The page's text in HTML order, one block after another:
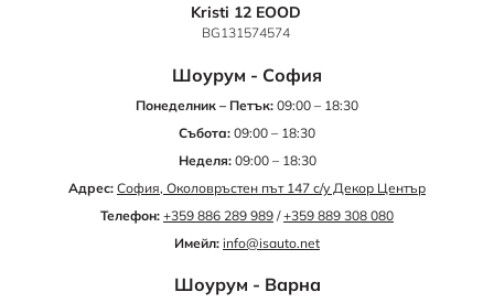
Kristi 12 EOOD
BG131574574
Шоурум - София
Понеделник – Петък: 09:00 – 18:30
Събота: 09:00 – 18:30
Неделя:09:00 – 18:30
Адрес: София, Околовръстен път 147 с/у Декор Център
Телефон: +359 886 289 989 /+359 889 308 080
Имейл: info@isauto.net
Шоурум - Варна